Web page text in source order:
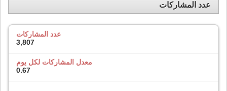
عدد المشاركات
عدد المشاركات
3,807
معدل المشاركات لكل يوم
0.67